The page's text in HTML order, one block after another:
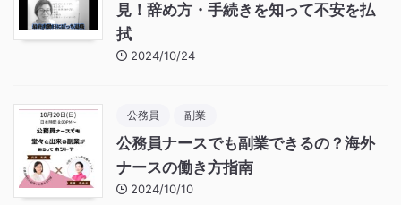
見！辞め方・手続きを知って不安を払
拭
2024/10/24
公務員 副業
公務員ナースでも副業できるの？海外
ナースの働き方指南
2024/10/10